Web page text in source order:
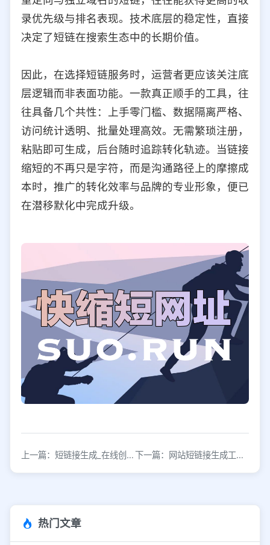
录优先级与排名表现。技术底层的稳定性，直接
决定了短链在搜索生态中的长期价值。
因此，在选择短链服务时，运营者更应该关注底
层逻辑而非表面功能。一款真正顺手的工具，往
往具备几个共性：上手零门槛、数据隔离严格、
访问统计透明、批量处理高效。无需繁琐注册，
粘贴即可生成，后台随时追踪转化轨迹。当链接
缩短的不再只是字符，而是沟通路径上的摩擦成
本时，推广的转化效率与品牌的专业形象，便已
在潜移默化中完成升级。
上一篇：短链接生成_在线创建短链接短网址 下一篇：网站短链接生成工具_在线短链接生成器
热门文章